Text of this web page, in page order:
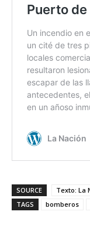
SOURCE
Texto: La
TAGS
bomberos